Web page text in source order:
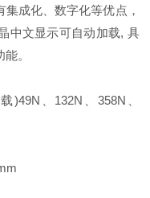
成化、数字化等优点，
中文显示可自动加载, 具
。
)49N、132N、358N、